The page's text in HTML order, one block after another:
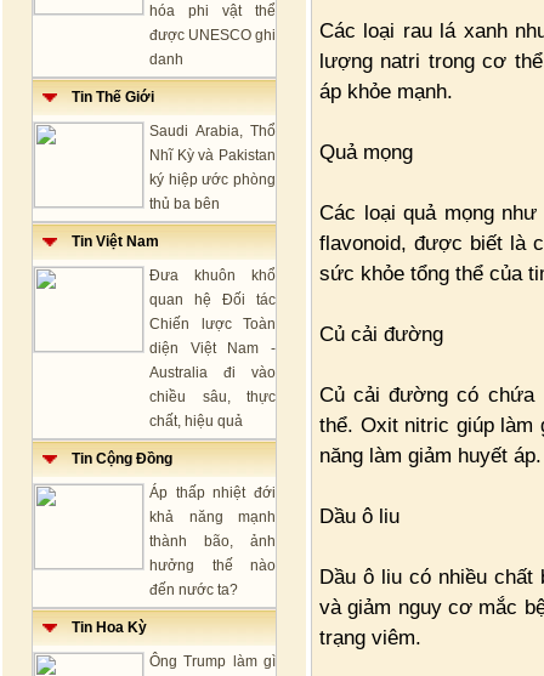
hóa phi vật thể
được UNESCO ghi
danh
Tin Thế Giới
Saudi Arabia, Thổ
Nhĩ Kỳ và Pakistan
ký hiệp ước phòng
thủ ba bên
Tin Việt Nam
Đưa khuôn khổ
quan hệ Đối tác
Chiến lược Toàn
diện Việt Nam -
Australia đi vào
chiều sâu, thực
chất, hiệu quả
Tin Cộng Đồng
Áp thấp nhiệt đới
khả năng mạnh
thành bão, ảnh
hưởng thế nào
đến nước ta?
Tin Hoa Kỳ
Ông Trump làm gì
Các loại rau lá xanh
lượng natri trong cơ
áp khỏe mạnh.
Quả mọng
Các loại quả mọng
flavonoid, được biết là
sức khỏe tổng thể của
Củ cải đường
Củ cải đường có chứa
thể. Oxit nitric giúp làm
năng làm giảm huyết áp.
Dầu ô liu
Dầu ô liu có nhiều chất
và giảm nguy cơ mắc
trạng viêm.